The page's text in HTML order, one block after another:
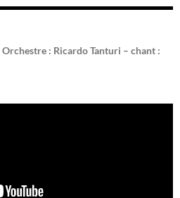
Orchestre : Ricardo Tanturi – chant :